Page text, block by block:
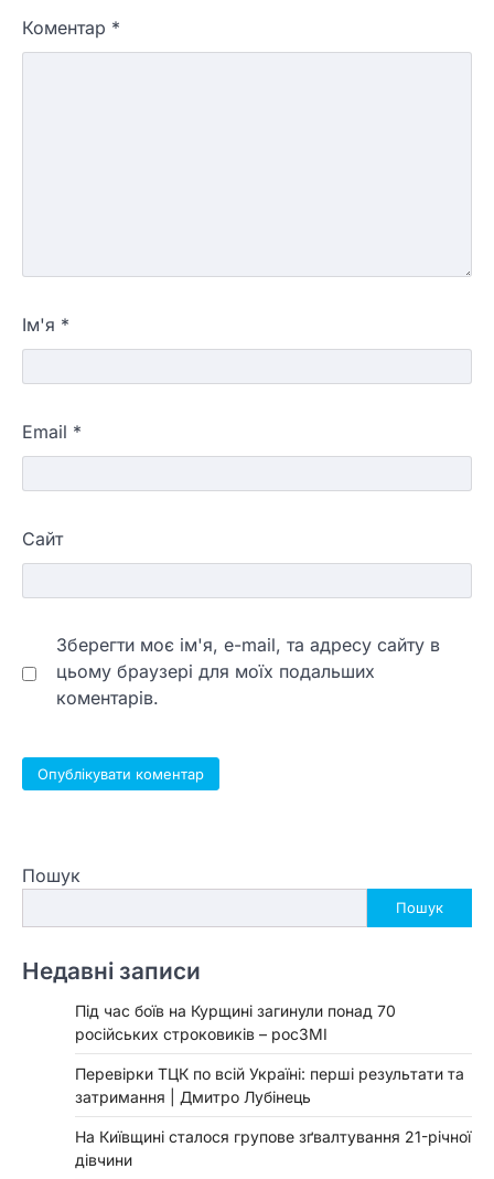
Коментар *
Ім'я *
Email *
Сайт
Зберегти моє ім'я, e-mail, та адресу сайту в
цьому браузері для моїх подальших
коментарів.
Пошук
Пошук
Недавні записи
Під час боїв на Курщині загинули понад 70
російських строковиків – росЗМІ
Перевірки ТЦК по всій Україні: перші результати та
затримання | Дмитро Лубінець
На Київщині сталося групове зґвалтування 21-річної
дівчини